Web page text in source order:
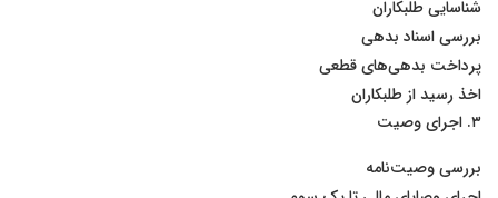
شناسایی طلبکاران
بررسی اسناد بدهی
پرداخت بدهی‌های قطعی
اخذ رسید از طلبکاران
۳. اجرای وصیت
بررسی وصیت‌نامه